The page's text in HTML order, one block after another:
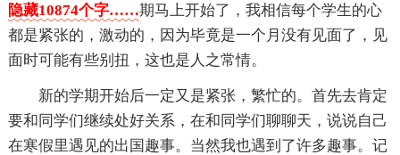
隐藏10874个字……期马上开始了，我相信每个学生的心
都是紧张的，激动的，因为毕竟是一个月没有见面了，见
面时可能有些别扭，这也是人之常情。
新的学期开始后一定又是紧张，繁忙的。首先去肯定
要和同学们继续处好关系，在和同学们聊聊天，说说自己
在寒假里遇见的出国趣事。当然我也遇到了许多趣事。记